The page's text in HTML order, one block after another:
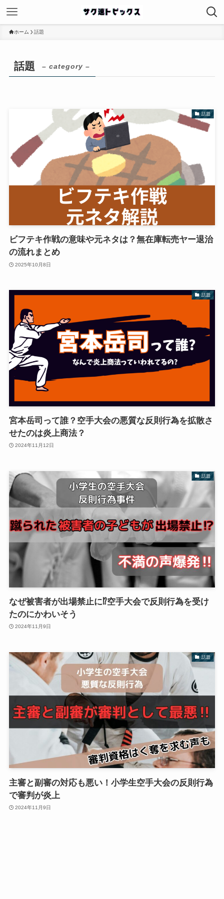
ホーム 話題
話題 – category –
話題
ビフテキ作戦の意味や元ネタは？無在庫転売ヤー退治
の流れまとめ
2025年10月8日
話題
宮本岳司って誰？空手大会の悪質な反則行為を拡散さ
せたのは炎上商法？
2024年11月12日
話題
なぜ被害者が出場禁止に⁉空手大会で反則行為を受け
たのにかわいそう
2024年11月9日
話題
主審と副審の対応も悪い！小学生空手大会の反則行為
で審判が炎上
2024年11月9日